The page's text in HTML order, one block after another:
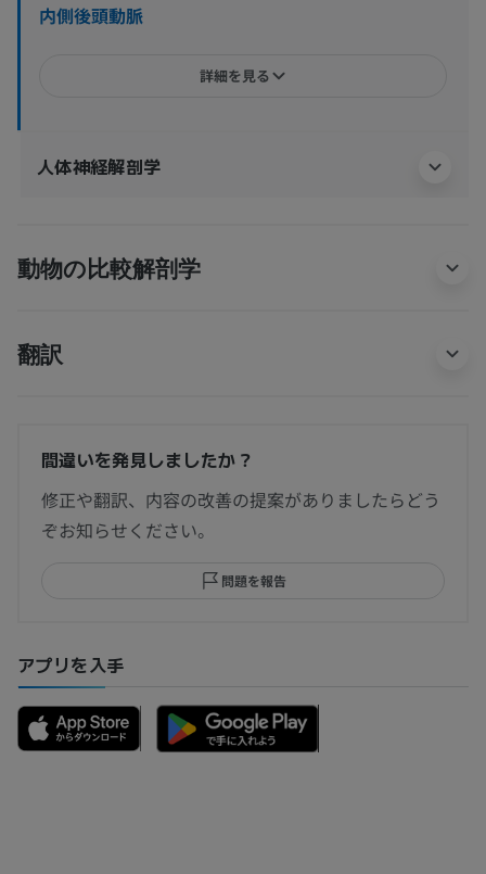
内側後頭動脈
詳細を見る
人体神経解剖学
動物の比較解剖学
翻訳
間違いを発見しましたか？
修正や翻訳、内容の改善の提案がありましたらどう
ぞお知らせください。
問題を報告
アプリを入手